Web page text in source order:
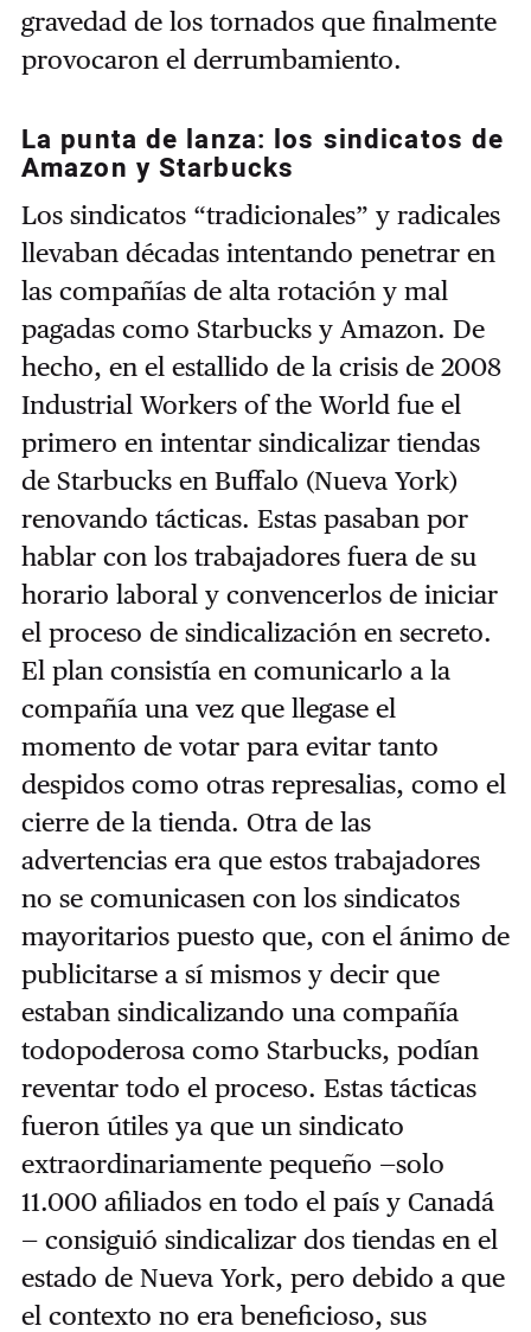
gravedad de los tornados que finalmente
provocaron el derrumbamiento.
La punta de lanza: los sindicatos de
Amazon y Starbucks
Los sindicatos “tradicionales” y radicales
llevaban décadas intentando penetrar en
las compañías de alta rotación y mal
pagadas como Starbucks y Amazon. De
hecho, en el estallido de la crisis de 2008
Industrial Workers of the World fue el
primero en intentar sindicalizar tiendas
de Starbucks en Buffalo (Nueva York)
renovando tácticas. Estas pasaban por
hablar con los trabajadores fuera de su
horario laboral y convencerlos de iniciar
el proceso de sindicalización en secreto.
El plan consistía en comunicarlo a la
compañía una vez que llegase el
momento de votar para evitar tanto
despidos como otras represalias, como el
cierre de la tienda. Otra de las
advertencias era que estos trabajadores
no se comunicasen con los sindicatos
mayoritarios puesto que, con el ánimo de
publicitarse a sí mismos y decir que
estaban sindicalizando una compañía
todopoderosa como Starbucks, podían
reventar todo el proceso. Estas tácticas
fueron útiles ya que un sindicato
extraordinariamente pequeño —solo
11.000 afiliados en todo el país y Canadá
— consiguió sindicalizar dos tiendas en el
estado de Nueva York, pero debido a que
el contexto no era beneficioso, sus